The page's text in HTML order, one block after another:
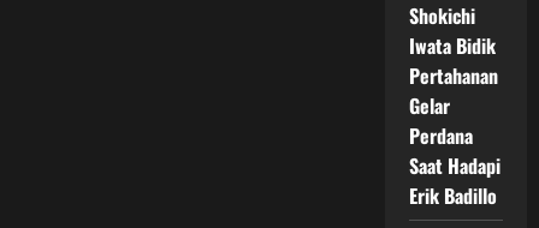
Shokichi
Iwata Bidik
Pertahanan
Gelar
Perdana
Saat Hadapi
Erik Badillo